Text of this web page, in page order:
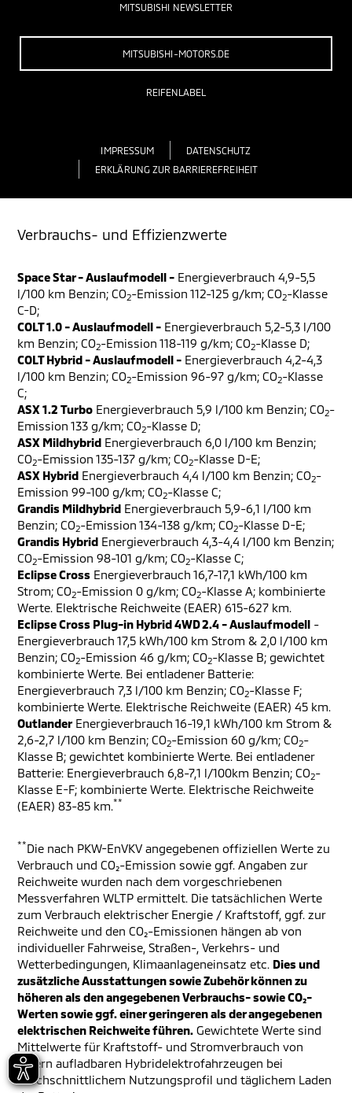
MITSUBISHI NEWSLETTER
MITSUBISHI-MOTORS.DE
REIFENLABEL
IMPRESSUM
DATENSCHUTZ
ERKLÄRUNG ZUR BARRIEREFREIHEIT
Verbrauchs- und Effizienzwerte
Space Star - Auslaufmodell - Energieverbrauch 4,9-5,5
l/100 km Benzin; CO2-Emission 112-125 g/km; CO2-Klasse
C-D;
COLT 1.0 - Auslaufmodell - Energieverbrauch 5,2-5,3 l/100
km Benzin; CO2-Emission 118-119 g/km; CO2-Klasse D;
COLT Hybrid - Auslaufmodell - Energieverbrauch 4,2-4,3
l/100 km Benzin; CO2-Emission 96-97 g/km; CO2-Klasse
C;
ASX 1.2 Turbo Energieverbrauch 5,9 l/100 km Benzin; CO2-
Emission 133 g/km; CO2-Klasse D;
ASX Mildhybrid Energieverbrauch 6,0 l/100 km Benzin;
CO2-Emission 135-137 g/km; CO2-Klasse D-E;
ASX Hybrid Energieverbrauch 4,4 l/100 km Benzin; CO2-
Emission 99-100 g/km; CO2-Klasse C;
Grandis Mildhybrid Energieverbrauch 5,9-6,1 l/100 km
Benzin; CO2-Emission 134-138 g/km; CO2-Klasse D-E;
Grandis Hybrid Energieverbrauch 4,3-4,4 l/100 km Benzin;
CO2-Emission 98-101 g/km; CO2-Klasse C;
Eclipse Cross Energieverbrauch 16,7-17,1 kWh/100 km
Strom; CO2-Emission 0 g/km; CO2-Klasse A; kombinierte
Werte. Elektrische Reichweite (EAER) 615-627 km.
Eclipse Cross Plug-in Hybrid 4WD 2.4 - Auslaufmodell -
Energieverbrauch 17,5 kWh/100 km Strom & 2,0 l/100 km
Benzin; CO2-Emission 46 g/km; CO2-Klasse B; gewichtet
kombinierte Werte. Bei entladener Batterie:
Energieverbrauch 7,3 l/100 km Benzin; CO2-Klasse F;
kombinierte Werte. Elektrische Reichweite (EAER) 45 km.
Outlander Energieverbrauch 16-19,1 kWh/100 km Strom &
2,6-2,7 l/100 km Benzin; CO2-Emission 60 g/km; CO2-
Klasse B; gewichtet kombinierte Werte. Bei entladener
Batterie: Energieverbrauch 6,8-7,1 l/100km Benzin; CO2-
Klasse E-F; kombinierte Werte. Elektrische Reichweite
(EAER) 83-85 km.**
**Die nach PKW-EnVKV angegebenen offiziellen Werte zu
Verbrauch und CO₂-Emission sowie ggf. Angaben zur
Reichweite wurden nach dem vorgeschriebenen
Messverfahren WLTP ermittelt. Die tatsächlichen Werte
zum Verbrauch elektrischer Energie / Kraftstoff, ggf. zur
Reichweite und den CO₂-Emissionen hängen ab von
individueller Fahrweise, Straßen-, Verkehrs- und
Wetterbedingungen, Klimaanlageneinsatz etc. Dies und
zusätzliche Ausstattungen sowie Zubehör können zu
höheren als den angegebenen Verbrauchs- sowie CO₂-
Werten sowie ggf. einer geringeren als der angegebenen
elektrischen Reichweite führen. Gewichtete Werte sind
Mittelwerte für Kraftstoff- und Stromverbrauch von
extern aufladbaren Hybridelektrofahrzeugen bei
durchschnittlichem Nutzungsprofil und täglichem Laden